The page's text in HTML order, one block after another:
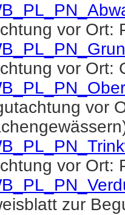
vor Ort:
vor Ort:
vor
vor Ort:
zur